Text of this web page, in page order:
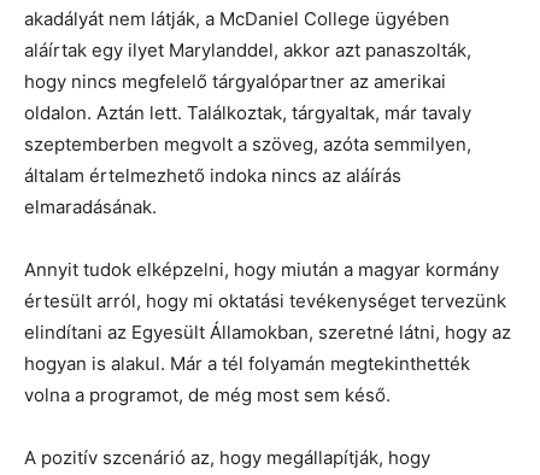
akadályát nem látják, a McDaniel College ügyében
aláírtak egy ilyet Marylanddel, akkor azt panaszolták,
hogy nincs megfelelő tárgyalópartner az amerikai
oldalon. Aztán lett. Találkoztak, tárgyaltak, már tavaly
szeptemberben megvolt a szöveg, azóta semmilyen,
általam értelmezhető indoka nincs az aláírás
elmaradásának.
Annyit tudok elképzelni, hogy miután a magyar kormány
értesült arról, hogy mi oktatási tevékenységet tervezünk
elindítani az Egyesült Államokban, szeretné látni, hogy az
hogyan is alakul. Már a tél folyamán megtekinthették
volna a programot, de még most sem késő.
A pozitív szcenárió az, hogy megállapítják, hogy